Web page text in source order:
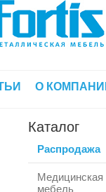
О
Каталог
Распродажа
Медицинская
мебель